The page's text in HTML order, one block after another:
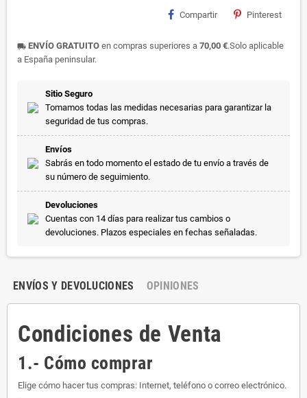
Compartir Pinterest
local_shipping ENVÍO GRATUITO en compras superiores a 70,00 €.Solo aplicable
a España peninsular.
Sitio Seguro
Tomamos todas las medidas necesarias para garantizar la
seguridad de tus compras.
Envíos
Sabrás en todo momento el estado de tu envío a través de
su número de seguimiento.
Devoluciones
Cuentas con 14 días para realizar tus cambios o
devoluciones. Plazos especiales en fechas señaladas.
ENVÍOS Y DEVOLUCIONES OPINIONES
Condiciones de Venta
1.- Cómo comprar
Elige cómo hacer tus compras: Internet, teléfono o correo electrónico.